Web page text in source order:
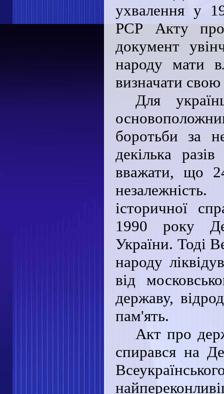
ухвалення у
РСР Акту
документ
народу мати
визначати
Для
боротьби за
декілька
вважати, що
історичної
1990 року
України. Тоді
народу
від
державу,
пам'ять.
Акт про
спирався на